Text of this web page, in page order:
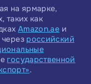
на ярмарке,
таких как
Amazon.ae и
российский
государственной
.